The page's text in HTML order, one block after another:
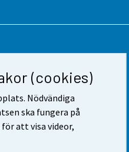
(cookies)
Nödvändiga
ska fungera på
att visa videor,